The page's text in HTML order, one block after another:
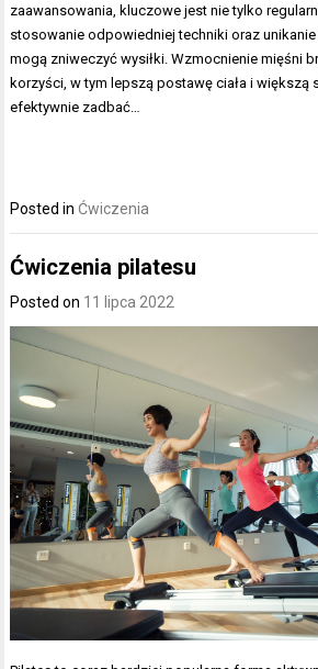
zaawansowania, kluczowe jest nie tylko
stosowanie odpowiedniej techniki oraz
mogą zniweczyć wysiłki. Wzmocnienie mięśni
korzyści, w tym lepszą postawę ciała i większą
efektywnie zadbać…
Posted in Ćwiczenia
Ćwiczenia pilatesu
Posted on 11 lipca 2022